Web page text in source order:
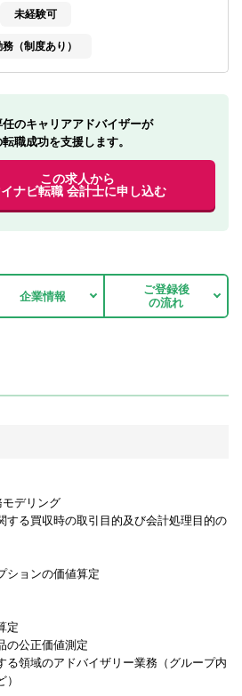
求人情報
未経験可
（制度あり）
のキャリアアドバイザーが
職成功を支援します。
この求人から
ナビ転職 会計士に申し込む
企業情報
ご登録後
の流れ
デリング
する買収時の取引目的及び会計処理目的の
ションの価値算定
定
の公正価値測定
る領域のアドバイザリー業務（グループ内